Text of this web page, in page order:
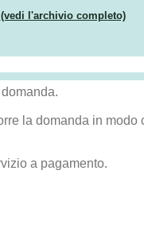
(vedi l'archivio completo)